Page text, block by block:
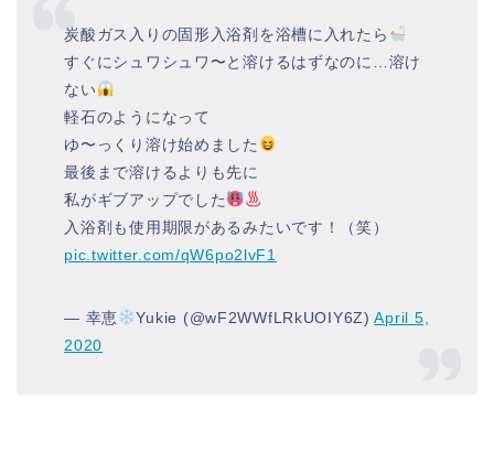
炭酸ガス入りの固形入浴剤を浴槽に入れたら
すぐにシュワシュワ〜と溶けるはずなのに…溶け
ない
軽石のようになって
ゆ〜っくり溶け始めました
最後まで溶けるよりも先に
私がギブアップでした
入浴剤も使用期限があるみたいです！（笑）
pic.twitter.com/qW6po2lvF1
— 幸恵 Yukie (@wF2WWfLRkUOIY6Z)April 5,
2020